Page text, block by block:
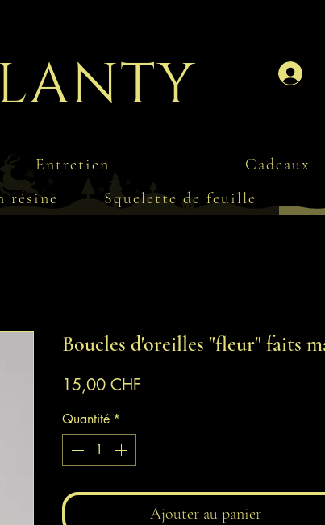
lanty
Entretien
Cadeaux
résine
Squelette de feuille
Boucles d'oreilles "fleur" faits
15,00 CHF
Quantité *
Ajouter au panier